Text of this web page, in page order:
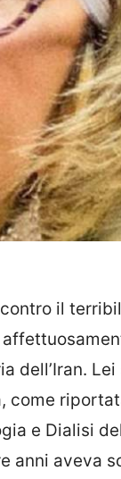
il
dell’Iran.
come
e Dialisi
anni aveva